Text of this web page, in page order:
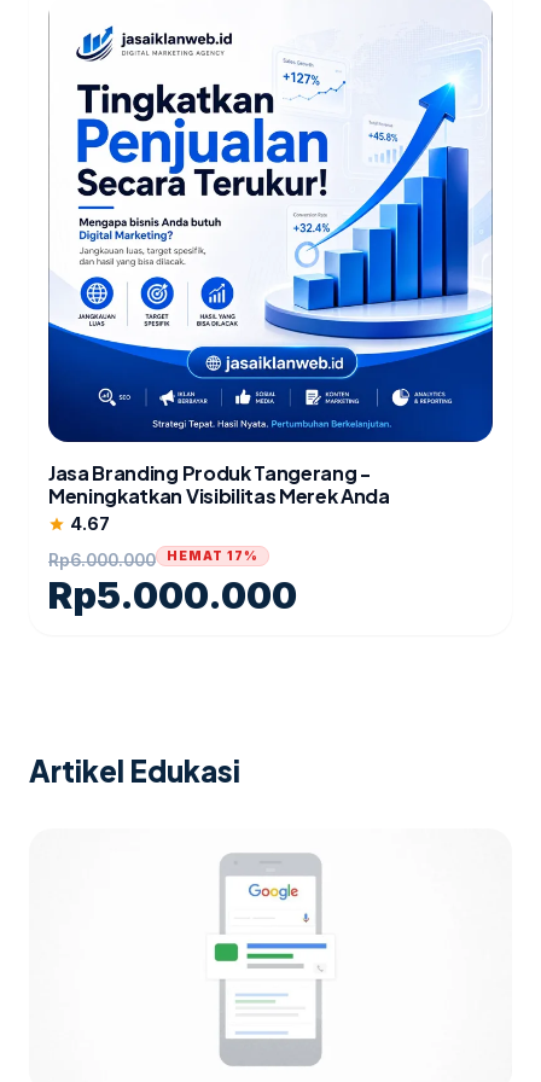
Jasa Branding Produk Tangerang -
Meningkatkan Visibilitas Merek Anda
star 4.67
Rp6.000.000
Rp5.000.000
HEMAT 17%
Artikel Edukasi